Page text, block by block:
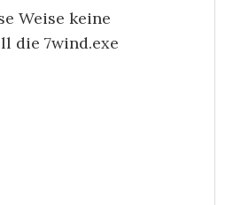
Weise keine
die 7wind.exe